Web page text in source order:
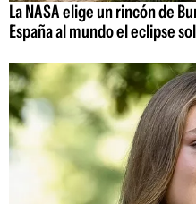
La NASA elige un rincón de
España al mundo el eclipse